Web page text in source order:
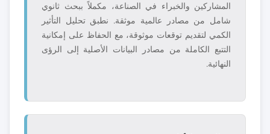
المشاركين والخبراء في الصناعة، مكملاً ببحث ثانوي
شامل من مصادر عالمية موثقة. نطبق تحليل التأثير
الكمي لتقديم توقعات موثوقة، مع الحفاظ على إمكانية
التتبع الكاملة من مصادر البيانات الأصلية إلى الرؤى
النهائية.